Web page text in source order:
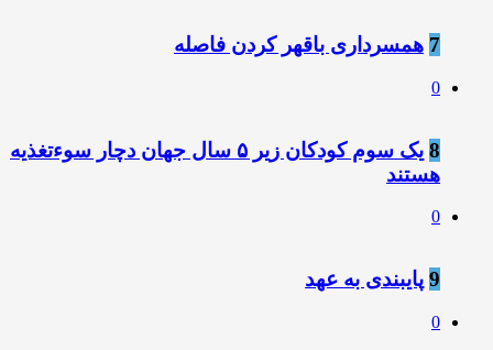
7 همسرداری باقهر کردن فاصله
0
8
یک سوم کودکان زیر ۵ سال جهان دچار سوءتغذیه
هستند
0
9 پایبندی به عهد
0